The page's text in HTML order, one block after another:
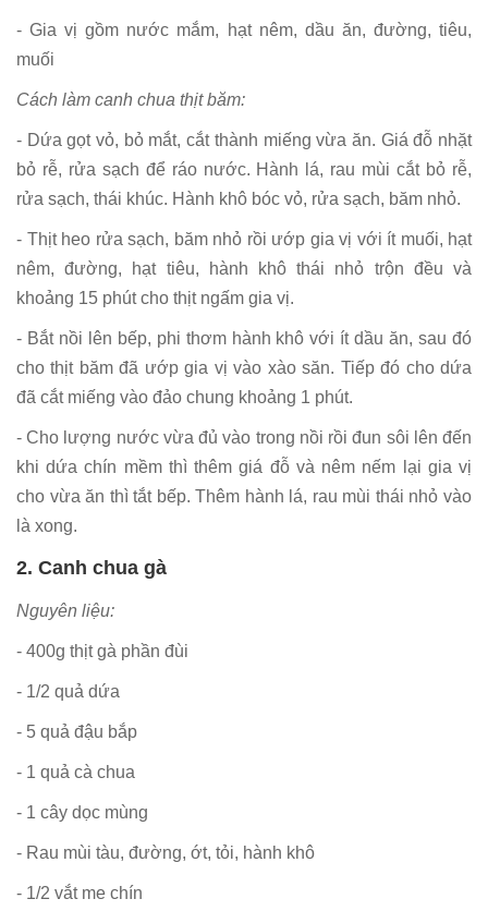
- Gia vị gồm nước mắm, hạt nêm, dầu ăn, đường, tiêu,
muối
Cách làm canh chua thịt băm:
- Dứa gọt vỏ, bỏ mắt, cắt thành miếng vừa ăn. Giá đỗ nhặt
bỏ rễ, rửa sạch để ráo nước. Hành lá, rau mùi cắt bỏ rễ,
rửa sạch, thái khúc. Hành khô bóc vỏ, rửa sạch, băm nhỏ.
- Thịt heo rửa sạch, băm nhỏ rồi ướp gia vị với ít muối, hạt
nêm, đường, hạt tiêu, hành khô thái nhỏ trộn đều và
khoảng 15 phút cho thịt ngấm gia vị.
- Bắt nồi lên bếp, phi thơm hành khô với ít dầu ăn, sau đó
cho thịt băm đã ướp gia vị vào xào săn. Tiếp đó cho dứa
đã cắt miếng vào đảo chung khoảng 1 phút.
- Cho lượng nước vừa đủ vào trong nồi rồi đun sôi lên đến
khi dứa chín mềm thì thêm giá đỗ và nêm nếm lại gia vị
cho vừa ăn thì tắt bếp. Thêm hành lá, rau mùi thái nhỏ vào
là xong.
2. Canh chua gà
Nguyên liệu:
- 400g thịt gà phần đùi
- 1/2 quả dứa
- 5 quả đậu bắp
- 1 quả cà chua
- 1 cây dọc mùng
- Rau mùi tàu, đường, ớt, tỏi, hành khô
- 1/2 vắt me chín